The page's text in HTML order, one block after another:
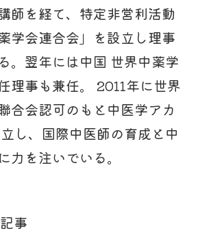
師を経て、特定非営利活動
学会連合会」を設立し理事
。翌年には中国 世界中薬学
理事も兼任。 2011年に世界
合会認可のもと中医学アカ
し、国際中医師の育成と中
力を注いでいる。
事